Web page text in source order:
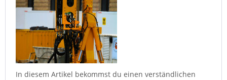
In diesem Artikel bekommst du einen verständlichen